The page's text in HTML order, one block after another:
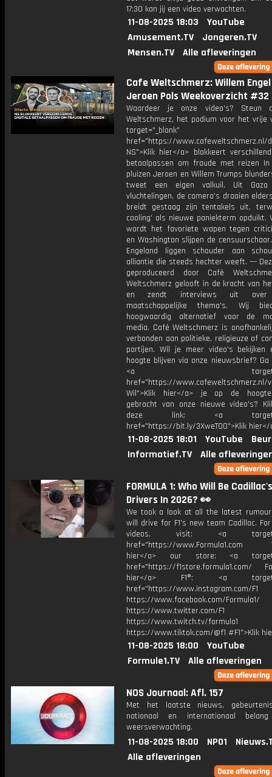
17:30 kan jij een video verwachten.
11-08-2025 18:03
YouTube
Amusement.TV
Jongeren.TV
Mensen.TV
Alle afleveringen
Cafe Weltschmerz: Willem
Jeroen Pols Weekoverzicht #32
Waardeer je onze video's? Steun
Weltschmerz, het podium voor het vrije
target="_blank"
href="https://www.cafeweltschmerz.nl/
NS">Klik hier</a> blokkeert
betaalpassen om fraude met reizen In
pluizen Jeroen en Willem Trumps
tweet een eigen valkuil. Uit Gaza
vluchtelingen, de camera’s draaien
breidt gestaag zijn tentakels uit,
cooling’ als nieuwe paniekterm opduikt.
wordt het favoriete wapen tegen
en Washington slijpen de
Engeland liggen schouder aan
alliantie die steeds hechter weeft. ---
geproduceerd door Café
Weltschmerz gelooft in de kracht van
en zendt interviews uit over
maatschappelijke thema's. Wij
hoogwaardig alternatief voor de
media. Café Weltschmerz is
verbonden aan politieke, religieuze of
partijen. Wil je meer video's bekijken
hoogte blijven via onze nieuwsbrief? Ga
<a
href="https://www.cafeweltschmerz.nl/
Wil">Klik hier</a> je op de
gebracht van onze nieuwe video's?
deze link: <a
href="https://bit.ly/3XweTO0">Klik hier</
11-08-2025 18:01 YouTube
Informatief.TV
Alle
FORMULA 1: Who Will Be Cadillac's
Drivers In 2026? 👀
We took a look at all the latest
will drive for F1's new team Cadillac. For
videos, visit: <a
href="https://www.Formula1.com
hier</a> our store: <a
href="https://f1store.formula1.com/
hier</a> F1®: <a
href="https://www.instagram.com/F1
https://www.facebook.com/Formula1/
https://www.twitter.com/F1
https://www.twitch.tv/formula1
https://www.tiktok.com/@f1 #F1">Klik
11-08-2025 18:00
YouTube
Formule1.TV
Alle afleveringen
NOS Journaal: Afl. 157
Met het laatste nieuws,
nationaal en internationaal
weersverwachting.
11-08-2025 18:00 NPO1
Alle afleveringen